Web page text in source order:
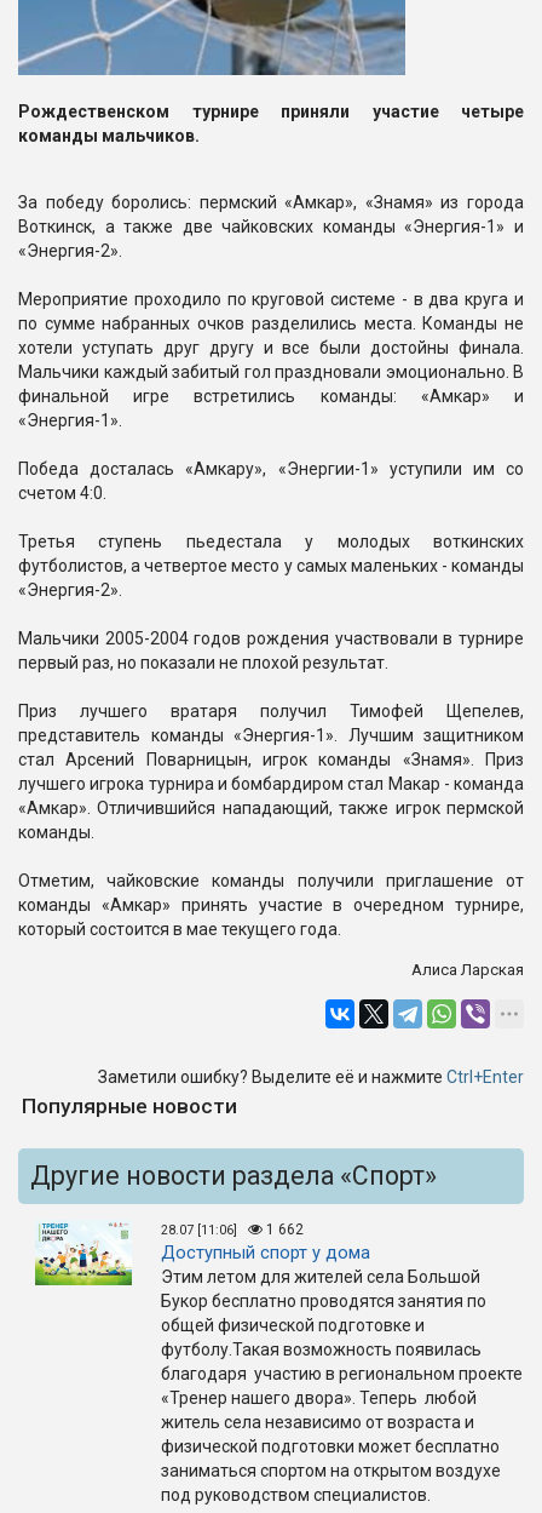
Рождественском турнире приняли участие четыре
команды мальчиков.
За победу боролись: пермский «Амкар», «Знамя» из города
Воткинск, а также две чайковских команды «Энергия-1» и
«Энергия-2».
Мероприятие проходило по круговой системе - в два круга и
по сумме набранных очков разделились места. Команды не
хотели уступать друг другу и все были достойны финала.
Мальчики каждый забитый гол праздновали эмоционально. В
финальной игре встретились команды: «Амкар» и
«Энергия-1».
Победа досталась «Амкару», «Энергии-1» уступили им со
счетом 4:0.
Третья ступень пьедестала у молодых воткинских
футболистов, а четвертое место у самых маленьких - команды
«Энергия-2».
Мальчики 2005-2004 годов рождения участвовали в турнире
первый раз, но показали не плохой результат.
Приз лучшего вратаря получил Тимофей Щепелев,
представитель команды «Энергия-1». Лучшим защитником
стал Арсений Поварницын, игрок команды «Знамя». Приз
лучшего игрока турнира и бомбардиром стал Макар - команда
«Амкар». Отличившийся нападающий, также игрок пермской
команды.
Отметим, чайковские команды получили приглашение от
команды «Амкар» принять участие в очередном турнире,
который состоится в мае текущего года.
Алиса Ларская
Заметили ошибку? Выделите её и нажмите Ctrl+Enter
Популярные новости
Другие новости раздела «Спорт»
28.07 [11:06] 1 662
Доступный спорт у дома
Этим летом для жителей села Большой
Букор бесплатно проводятся занятия по
общей физической подготовке и
футболу.Такая возможность появилась
благодаря участию в региональном проекте
«Тренер нашего двора». Теперь любой
житель села независимо от возраста и
физической подготовки может бесплатно
заниматься спортом на открытом воздухе
под руководством специалистов.